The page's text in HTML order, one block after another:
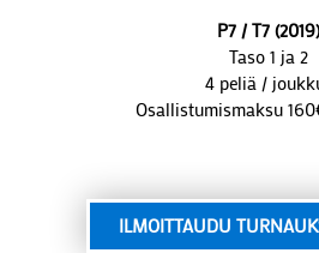
P7 / T7 (2019)
Taso 1 ja 2
4 peliä /
Osallistumismaksu
ILMOITTAUDU